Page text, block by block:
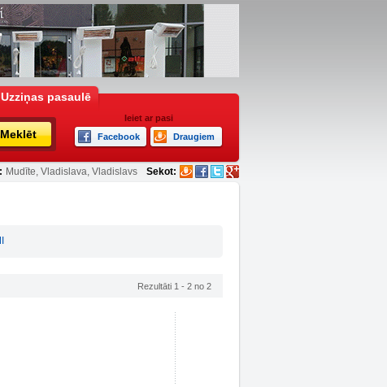
Uzziņas pasaulē
Meklēt
Ieiet ar pasi
Facebook
Draugiem
Mudīte, Vladislava, Vladislavs Sekot:
Rezultāti 1 - 2 no 2